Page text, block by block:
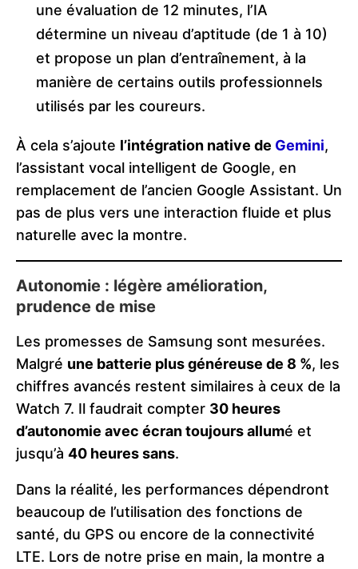
une évaluation de 12 minutes, l’IA
détermine un niveau d’aptitude (de 1 à 10)
et propose un plan d’entraînement, à la
manière de certains outils professionnels
utilisés par les coureurs.
À cela s’ajoute l’intégration native de Gemini,
l’assistant vocal intelligent de Google, en
remplacement de l’ancien Google Assistant. Un
pas de plus vers une interaction fluide et plus
naturelle avec la montre.
Autonomie : légère amélioration,
prudence de mise
Les promesses de Samsung sont mesurées.
Malgré une batterie plus généreuse de 8 %, les
chiffres avancés restent similaires à ceux de la
Watch 7. Il faudrait compter 30 heures
d’autonomie avec écran toujours allumé et
jusqu’à 40 heures sans.
Dans la réalité, les performances dépendront
beaucoup de l’utilisation des fonctions de
santé, du GPS ou encore de la connectivité
LTE. Lors de notre prise en main, la montre a